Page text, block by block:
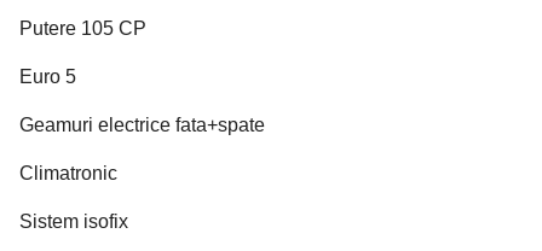
Putere 105 CP
Euro 5
Geamuri electrice fata+spate
Climatronic
Sistem isofix